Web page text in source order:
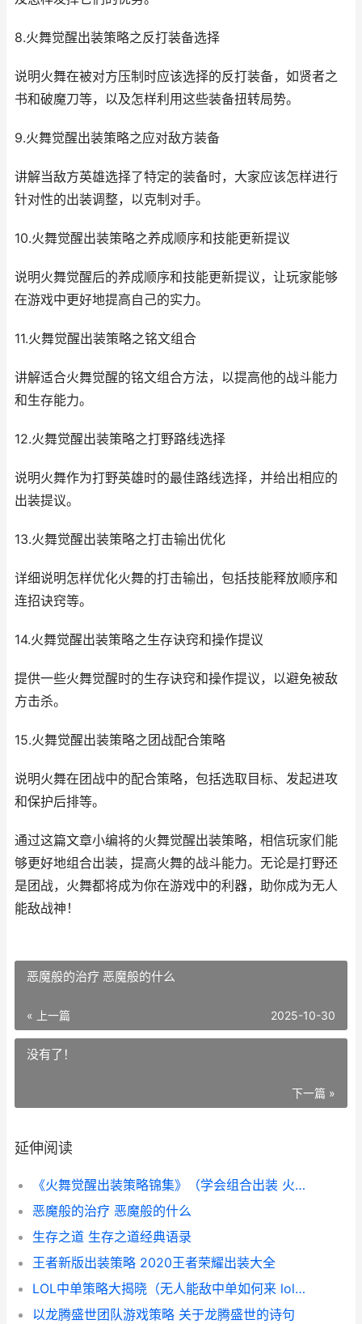
8.火舞觉醒出装策略之反打装备选择
说明火舞在被对方压制时应该选择的反打装备，如贤者之
书和破魔刀等，以及怎样利用这些装备扭转局势。
9.火舞觉醒出装策略之应对敌方装备
讲解当敌方英雄选择了特定的装备时，大家应该怎样进行
针对性的出装调整，以克制对手。
10.火舞觉醒出装策略之养成顺序和技能更新提议
说明火舞觉醒后的养成顺序和技能更新提议，让玩家能够
在游戏中更好地提高自己的实力。
11.火舞觉醒出装策略之铭文组合
讲解适合火舞觉醒的铭文组合方法，以提高他的战斗能力
和生存能力。
12.火舞觉醒出装策略之打野路线选择
说明火舞作为打野英雄时的最佳路线选择，并给出相应的
出装提议。
13.火舞觉醒出装策略之打击输出优化
详细说明怎样优化火舞的打击输出，包括技能释放顺序和
连招诀窍等。
14.火舞觉醒出装策略之生存诀窍和操作提议
提供一些火舞觉醒时的生存诀窍和操作提议，以避免被敌
方击杀。
15.火舞觉醒出装策略之团战配合策略
说明火舞在团战中的配合策略，包括选取目标、发起进攻
和保护后排等。
通过这篇文章小编将的火舞觉醒出装策略，相信玩家们能
够更好地组合出装，提高火舞的战斗能力。无论是打野还
是团战，火舞都将成为你在游戏中的利器，助你成为无人
能敌战神！
恶魔般的治疗 恶魔般的什么
« 上一篇 2025-10-30
没有了！
下一篇 »
延伸阅读
《火舞觉醒出装策略锦集》（学会组合出装 火舞技能详解
恶魔般的治疗 恶魔般的什么
生存之道 生存之道经典语录
王者新版出装策略 2020王者荣耀出装大全
LOL中单策略大揭晓（无人能敌中单如何来 lol中单技巧
以龙腾盛世团队游戏策略 关于龙腾盛世的诗句